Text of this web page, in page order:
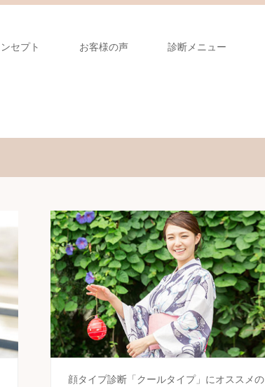
セプト お客様の声 診断メニュー
顔タイプ診断「クールタイプ」にオススメの